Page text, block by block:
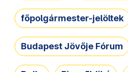
főpolgármester-jelöltek
Budapest Jövője Fórum